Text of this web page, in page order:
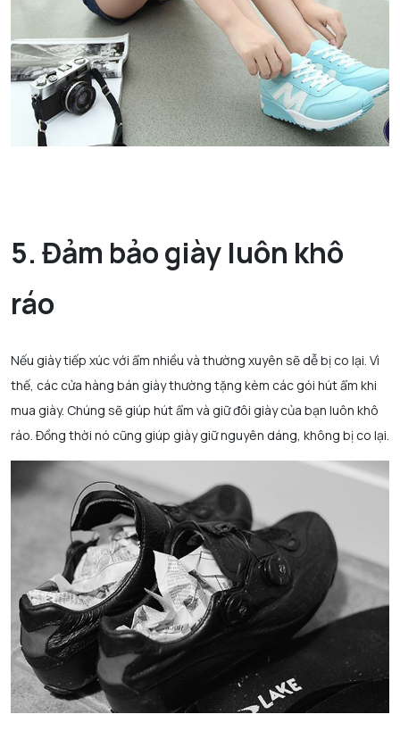
5. Đảm bảo giày luôn khô
ráo
Nếu giày tiếp xúc với ẩm nhiều và thường xuyên sẽ dễ bị co lại. Vì
thế, các cửa hàng bán giày thường tặng kèm các gói hút ẩm khi
mua giày. Chúng sẽ giúp hút ẩm và giữ đôi giày của bạn luôn khô
ráo. Đồng thời nó cũng giúp giày giữ nguyên dáng, không bị co lại.